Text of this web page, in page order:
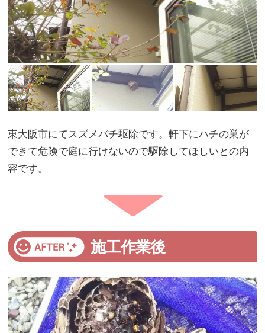
東大阪市にてスズメバチ駆除です。軒下にハチの巣が
できて危険で庭に行けないので駆除してほしいとの内
容です。
施工作業後